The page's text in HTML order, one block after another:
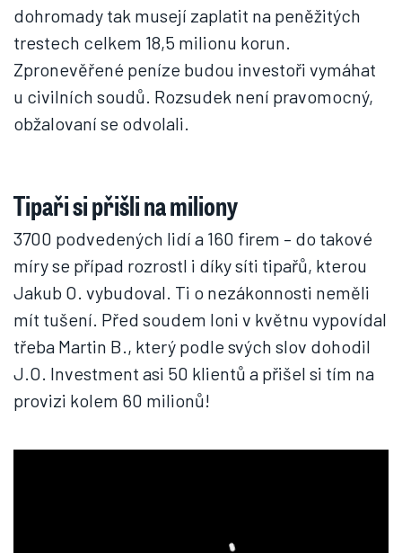
dohromady tak musejí zaplatit na peněžitých
trestech celkem 18,5 milionu korun.
Zpronevěřené peníze budou investoři vymáhat
u civilních soudů. Rozsudek není pravomocný,
obžalovaní se odvolali.
Tipaři si přišli na miliony
3700 podvedených lidí a 160 firem – do takové
míry se případ rozrostl i díky síti tipařů, kterou
Jakub O. vybudoval. Ti o nezákonnosti neměli
mít tušení. Před soudem loni v květnu vypovídal
třeba Martin B., který podle svých slov dohodil
J.O. Investment asi 50 klientů a přišel si tím na
provizi kolem 60 milionů!